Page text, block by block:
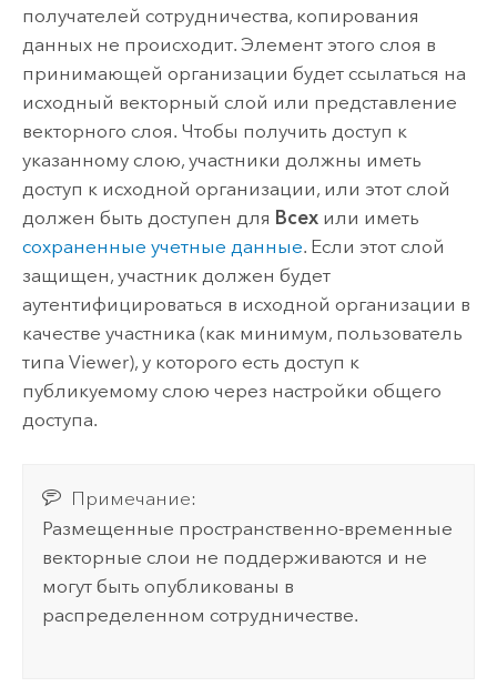
получателей сотрудничества, копирования
данных не происходит. Элемент этого слоя в
принимающей организации будет ссылаться на
исходный векторный слой или представление
векторного слоя. Чтобы получить доступ к
указанному слою, участники должны иметь
доступ к исходной организации, или этот слой
должен быть доступен для Всехили иметь
сохраненные учетные данные. Если этот слой
защищен, участник должен будет
аутентифицироваться в исходной организации в
качестве участника (как минимум, пользователь
типа Viewer), у которого есть доступ к
публикуемому слою через настройки общего
доступа.
Примечание:
Размещенные пространственно-временные
векторные слои не поддерживаются и не
могут быть опубликованы в
распределенном сотрудничестве.